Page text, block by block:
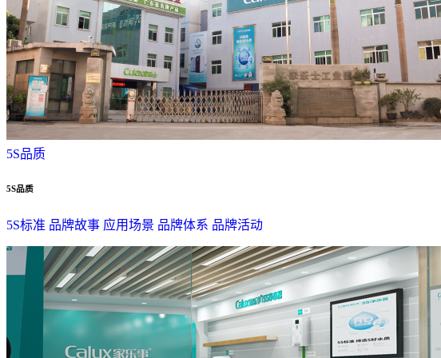
5S品质
5S品质
5S标准 品牌故事 应用场景 品牌体系 品牌活动